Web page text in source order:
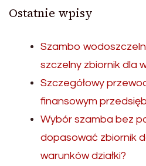
Ostatnie wpisy
Szambo
szczelny zbiornik dla
Szczegółowy
finansowym
Wybór szamba bez
dopasować zbiornik
warunków działki?